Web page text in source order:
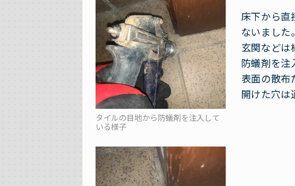
タイルの目地から防蟻剤を注入して
いる様子
床下から直
ないました。
玄関などは
防蟻剤を注
表面の散布
開けた穴は